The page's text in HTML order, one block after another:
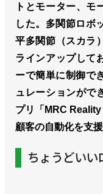
トとモーター、モ
した。多関節ロボ
平多関節（スカラ
ラインアップして
ーで簡単に制御で
ュレーションがで
プリ「MRC Reality
顧客の自動化を支援
ちょうどいい